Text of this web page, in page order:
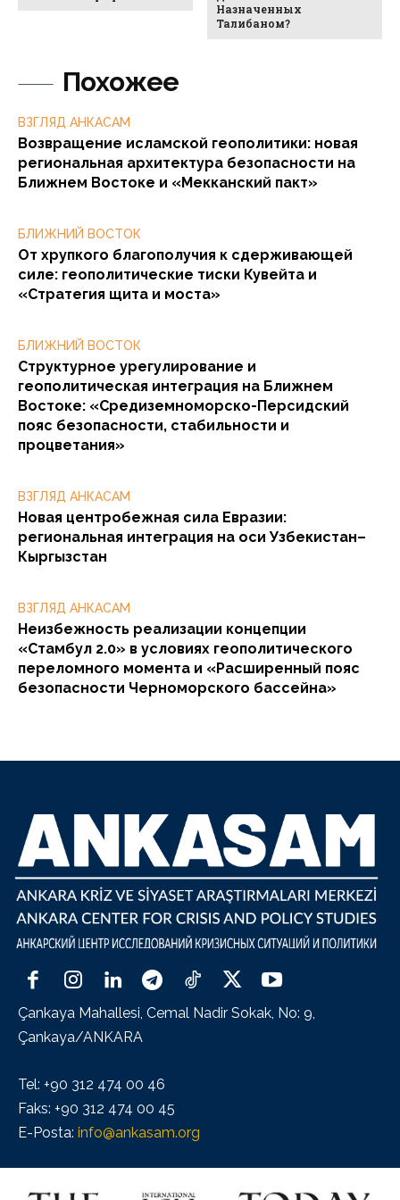
Похожее
ВЗГЛЯД АНКАСАМ
Возвращение исламской геополитики: новая
региональная архитектура безопасности на
Ближнем Востоке и «Мекканский пакт»
БЛИЖНИЙ ВОСТОК
От хрупкого благополучия к сдерживающей
силе: геополитические тиски Кувейта и
«Стратегия щита и моста»
БЛИЖНИЙ ВОСТОК
Структурное урегулирование и
геополитическая интеграция на Ближнем
Востоке: «Средиземноморско-Персидский
пояс безопасности, стабильности и
процветания»
ВЗГЛЯД АНКАСАМ
Новая центробежная сила Евразии:
региональная интеграция на оси Узбекистан–
Кыргызстан
ВЗГЛЯД АНКАСАМ
Неизбежность реализации концепции
«Стамбул 2.0» в условиях геополитического
переломного момента и «Расширенный пояс
безопасности Черноморского бассейна»
Назначенных
Талибаном?
Çankaya Mahallesi, Cemal Nadir Sokak, No: 9,
Çankaya/ANKARA
Tel: +90 312 474 00 46
Faks: +90 312 474 00 45
E-Posta: info@ankasam.org